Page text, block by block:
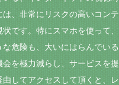
、非常にリスクの高いコン
です。特にスマホを使って
危険も、大いにはらんでい
を極力減らし、サービスを
してアクセスして頂くと